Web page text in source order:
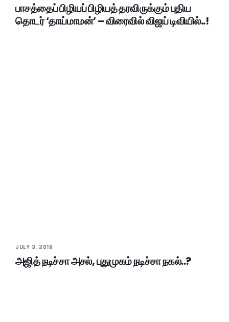
பாசத்தைப் பிழியப் பிழியத் தரவிருக்கும் புதிய
தொடர் ‘தாய்மாமன்’ – விரைவில் விஜய் டிவியில்..!
JULY 3, 2018
அஜித் நடிச்சா அசல், புதுமுகம் நடிச்சா நகல்..?